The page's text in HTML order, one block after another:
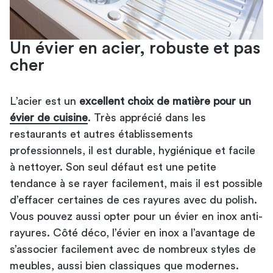
Un évier en acier, robuste et pas
cher
L’acier est un excellent choix de matière pour un
évier de cuisine. Très apprécié dans les
restaurants et autres établissements
professionnels, il est durable, hygiénique et facile
à nettoyer. Son seul défaut est une petite
tendance à se rayer facilement, mais il est possible
d’effacer certaines de ces rayures avec du polish.
Vous pouvez aussi opter pour un évier en inox anti-
rayures. Côté déco, l’évier en inox a l’avantage de
s’associer facilement avec de nombreux styles de
meubles, aussi bien classiques que modernes.